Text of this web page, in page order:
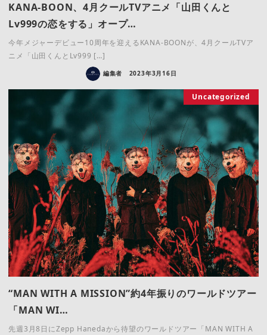
KANA-BOON、4月クールTVアニメ「山田くんと
Lv999の恋をする」オープ…
今年メジャーデビュー10周年を迎えるKANA-BOONが、4月クールTVア
ニメ「山田くんとLv999 […]
編集者 2023年3月16日
Uncategorized
“MAN WITH A MISSION”約4年振りのワールドツアー
「MAN WI…
先週3月8日にZepp Hanedaから待望のワールドツアー「MAN WITH A